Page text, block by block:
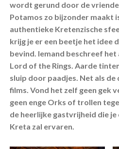
wordt gerund door de
Potamos zo bijzonder maakt
authentieke Kretenzische
krijg je er een beetje het idee
bevind. Iemand beschreef
Lord of the Rings. Aarde
sluip door paadjes. Net als de
films. Vond het zelf geen gek
geen enge Orks of trollen
de heerlijke gastvrijheid die je
Kreta zal ervaren.